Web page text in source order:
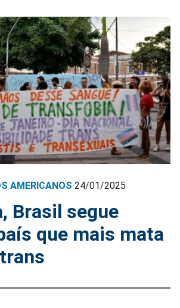
AMERICANOS 24/01/2025
Brasil segue
que mais mata